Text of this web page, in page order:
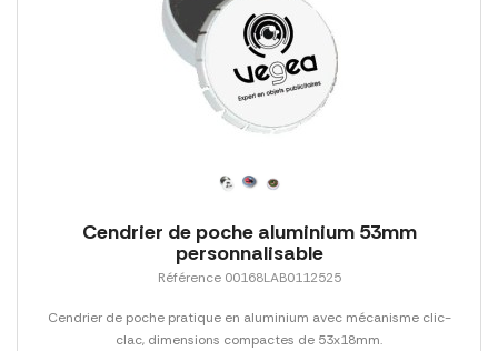
Cendrier de poche aluminium 53mm
personnalisable
Référence 00168LAB0112525
Cendrier de poche pratique en aluminium avec mécanisme clic-
clac, dimensions compactes de 53x18mm.